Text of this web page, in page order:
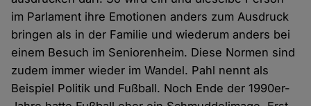
im Parlament ihre Emotionen anders zum Ausdruck
bringen als in der Familie und wiederum anders bei
einem Besuch im Seniorenheim. Diese Normen sind
zudem immer wieder im Wandel. Pahl nennt als
Beispiel Politik und Fußball. Noch Ende der 1990er-